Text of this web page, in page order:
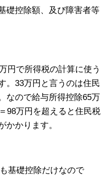
礎控除額、及び障害者等
円で所得税の計算に使う
。33万円と言うのは住民
なので給与所得控除65万
98万円を超えると住民税
かかります。
基礎控除だけなので